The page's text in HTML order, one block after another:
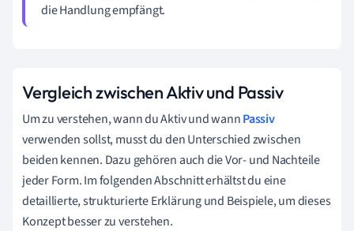
die Handlung empfängt.
Vergleich zwischen Aktiv und Passiv
Um zu verstehen, wann du Aktiv und wannPassiv
verwenden sollst, musst du den Unterschied zwischen
beiden kennen. Dazu gehören auch die Vor- und Nachteile
jeder Form. Im folgenden Abschnitt erhältst du eine
detaillierte, strukturierte Erklärung und Beispiele, um dieses
Konzept besser zu verstehen.